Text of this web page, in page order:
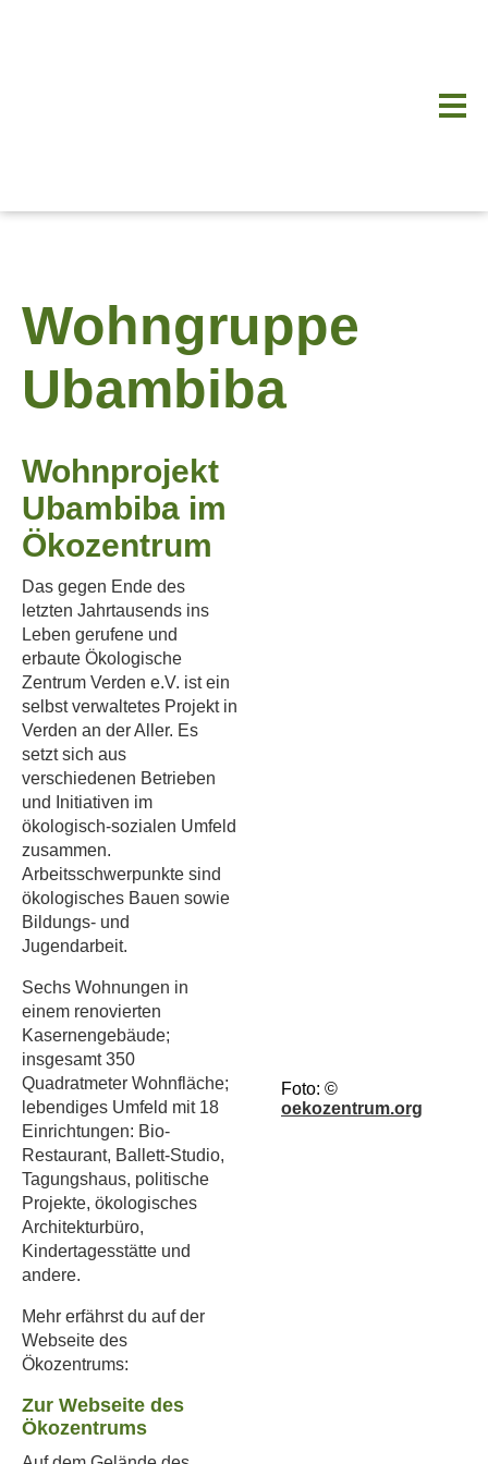
Wohngruppe
Ubambiba
Wohnprojekt
Ubambiba im
Ökozentrum
Das gegen Ende des
letzten Jahrtausends ins
Leben gerufene und
erbaute Ökologische
Zentrum Verden e.V. ist ein
selbst verwaltetes Projekt in
Verden an der Aller. Es
setzt sich aus
verschiedenen Betrieben
und Initiativen im
ökologisch-sozialen Umfeld
zusammen.
Arbeitsschwerpunkte sind
ökologisches Bauen sowie
Bildungs- und
Jugendarbeit.
Sechs Wohnungen in
einem renovierten
Kasernengebäude;
insgesamt 350
Quadratmeter Wohnfläche;
lebendiges Umfeld mit 18
Einrichtungen: Bio-
Restaurant, Ballett-Studio,
Tagungshaus, politische
Projekte, ökologisches
Architekturbüro,
Kindertagesstätte und
andere.
Mehr erfährst du auf der
Webseite des
Ökozentrums:
Zur Webseite des
Ökozentrums
Foto: ©
oekozentrum.org